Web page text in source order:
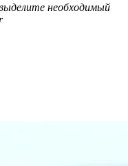
необходимый